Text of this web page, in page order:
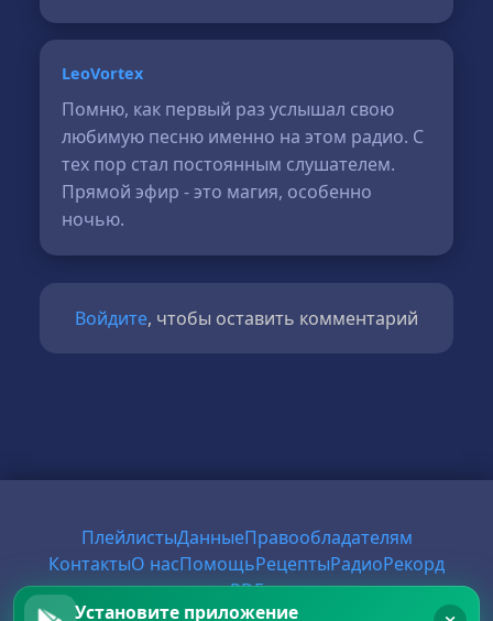
LeoVortex
Помню, как первый раз услышал свою
любимую песню именно на этом радио. С
тех пор стал постоянным слушателем.
Прямой эфир - это магия, особенно
ночью.
Войдите, чтобы оставить комментарий
Установите приложение
ПлейлистыДанныеПравообладателям
КонтактыО насПомощьРецептыРадиоРекорд
PDF